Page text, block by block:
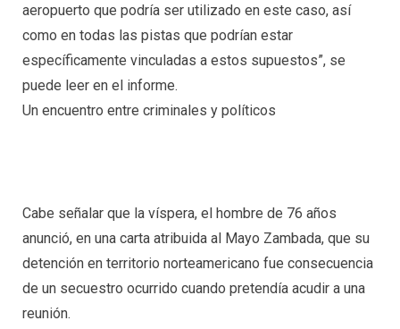
aeropuerto que podría ser utilizado en este caso, así
como en todas las pistas que podrían estar
específicamente vinculadas a estos supuestos”, se
puede leer en el informe.
Un encuentro entre criminales y políticos
Cabe señalar que la víspera, el hombre de 76 años
anunció, en una carta atribuida al Mayo Zambada, que su
detención en territorio norteamericano fue consecuencia
de un secuestro ocurrido cuando pretendía acudir a una
reunión.